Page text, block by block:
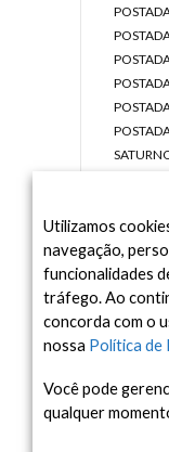
Arquivo
Utilizamos
navegação,
funcionalidades
tráfego. Ao
concorda com o
nossa Política de
Você pode
qualquer